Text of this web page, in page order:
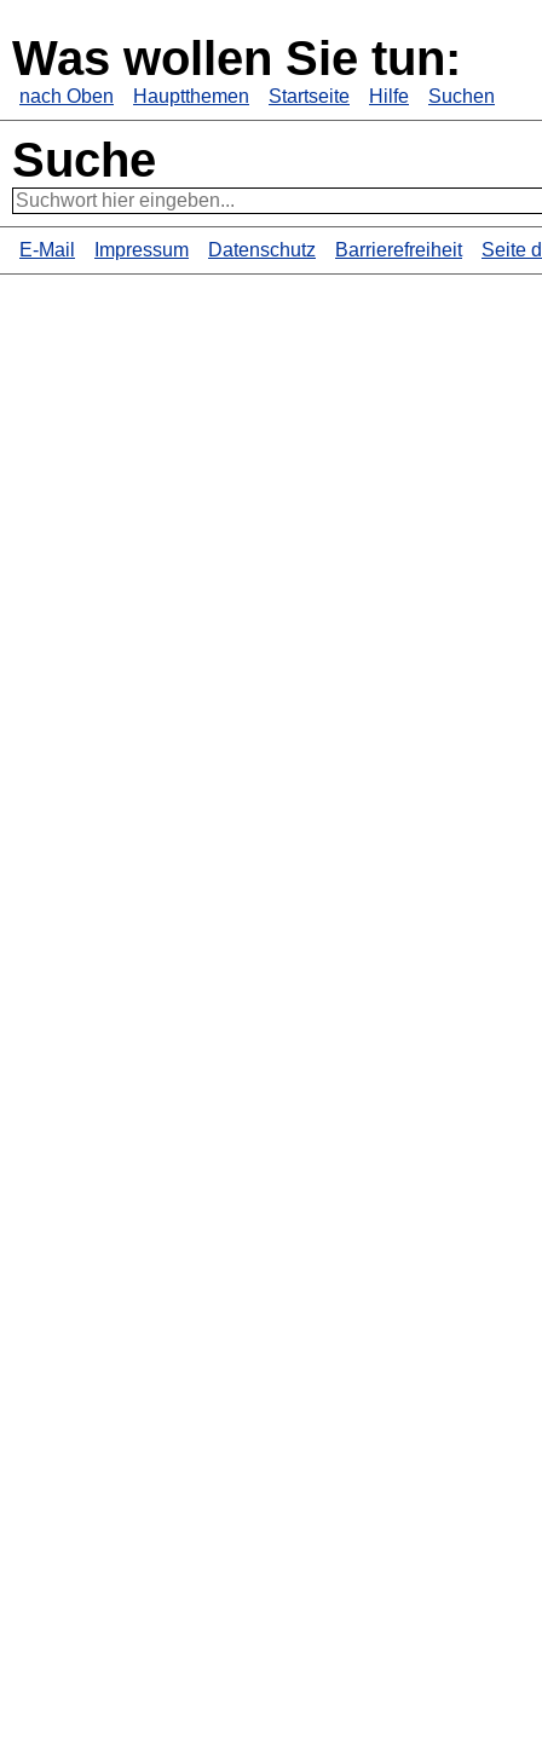
Was wollen Sie tun:
nach Oben Hauptthemen Startseite Hilfe Suchen
Suche
E-Mail Impressum Datenschutz Barrierefreiheit Seite